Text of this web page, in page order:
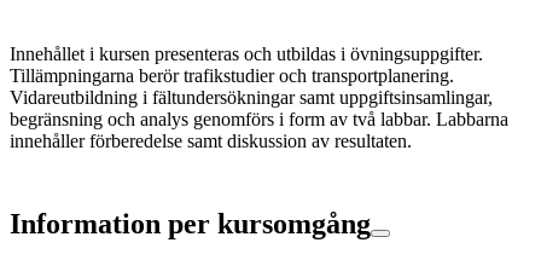
Innehållet i kursen presenteras och utbildas i övningsuppgifter.
Tillämpningarna berör trafikstudier och transportplanering.
Vidareutbildning i fältundersökningar samt uppgiftsinsamlingar,
begränsning och analys genomförs i form av två labbar. Labbarna
innehåller förberedelse samt diskussion av resultaten.
Information per kursomgång